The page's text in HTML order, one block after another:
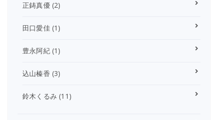
正鋳真優(2)
田口愛佳(1)
豊永阿紀(1)
込山榛香 (3)
鈴木くるみ (11)